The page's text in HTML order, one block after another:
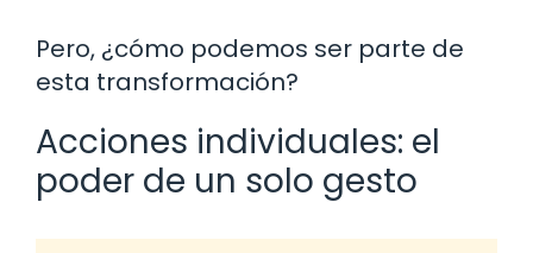
Pero, ¿cómo podemos ser parte de
esta transformación?
Acciones individuales: el
poder de un solo gesto